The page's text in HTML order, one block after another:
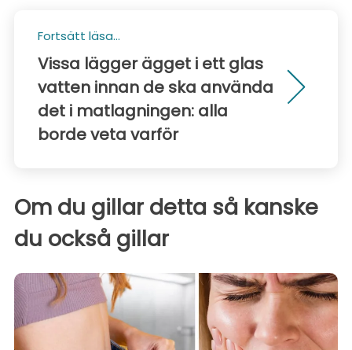
Fortsätt läsa...
Vissa lägger ägget i ett glas
vatten innan de ska använda
det i matlagningen: alla
borde veta varför
Om du gillar detta så kanske
du också gillar